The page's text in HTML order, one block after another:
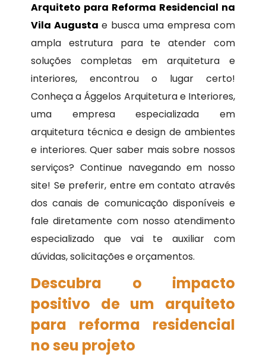
Arquiteto para Reforma Residencial na
Vila Augustae busca uma empresa com
ampla estrutura para te atender com
soluções completas em arquitetura e
interiores, encontrou o lugar certo!
Conheça a Ággelos Arquitetura e Interiores,
uma empresa especializada em
arquitetura técnica e design de ambientes
e interiores. Quer saber mais sobre nossos
serviços? Continue navegando em nosso
site! Se preferir, entre em contato através
dos canais de comunicação disponíveis e
fale diretamente com nosso atendimento
especializado que vai te auxiliar com
dúvidas, solicitações e orçamentos.
Descubra o impacto
positivo de um arquiteto
para reforma residencial
no seu projeto